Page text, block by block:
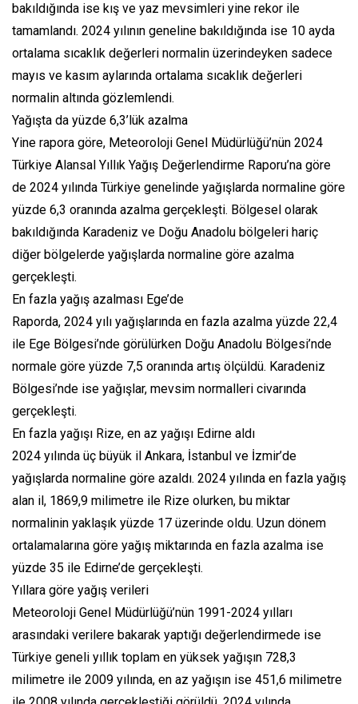
bakıldığında ise kış ve yaz mevsimleri yine rekor ile
tamamlandı. 2024 yılının geneline bakıldığında ise 10 ayda
ortalama sıcaklık değerleri normalin üzerindeyken sadece
mayıs ve kasım aylarında ortalama sıcaklık değerleri
normalin altında gözlemlendi.
Yağışta da yüzde 6,3’lük azalma
Yine rapora göre, Meteoroloji Genel Müdürlüğü’nün 2024
Türkiye Alansal Yıllık Yağış Değerlendirme Raporu’na göre
de 2024 yılında Türkiye genelinde yağışlarda normaline göre
yüzde 6,3 oranında azalma gerçekleşti. Bölgesel olarak
bakıldığında Karadeniz ve Doğu Anadolu bölgeleri hariç
diğer bölgelerde yağışlarda normaline göre azalma
gerçekleşti.
En fazla yağış azalması Ege’de
Raporda, 2024 yılı yağışlarında en fazla azalma yüzde 22,4
ile Ege Bölgesi’nde görülürken Doğu Anadolu Bölgesi’nde
normale göre yüzde 7,5 oranında artış ölçüldü. Karadeniz
Bölgesi’nde ise yağışlar, mevsim normalleri civarında
gerçekleşti.
En fazla yağışı Rize, en az yağışı Edirne aldı
2024 yılında üç büyük il Ankara, İstanbul ve İzmir’de
yağışlarda normaline göre azaldı. 2024 yılında en fazla yağış
alan il, 1869,9 milimetre ile Rize olurken, bu miktar
normalinin yaklaşık yüzde 17 üzerinde oldu. Uzun dönem
ortalamalarına göre yağış miktarında en fazla azalma ise
yüzde 35 ile Edirne’de gerçekleşti.
Yıllara göre yağış verileri
Meteoroloji Genel Müdürlüğü’nün 1991-2024 yılları
arasındaki verilere bakarak yaptığı değerlendirmede ise
Türkiye geneli yıllık toplam en yüksek yağışın 728,3
milimetre ile 2009 yılında, en az yağışın ise 451,6 milimetre